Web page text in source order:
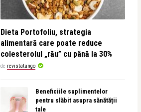
Dieta Portofoliu, strategia
alimentară care poate reduce
colesterolul „rău” cu până la 30%
de revistatango
Beneficiile suplimentelor
pentru slăbit asupra sănătății
tale